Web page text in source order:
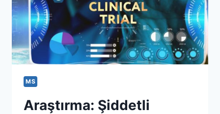
MS
Araştırma: Şiddetli